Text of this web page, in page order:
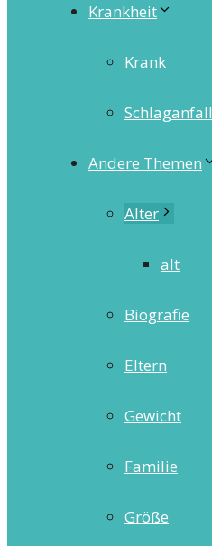
Krankheit
Krank
Schlaganfall
Andere Themen
Alter
alt
Biografie
Eltern
Gewicht
Familie
Größe